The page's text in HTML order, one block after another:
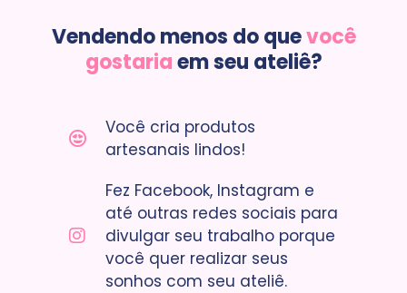
Vendendo menos do quevocê
gostariaem seu ateliê?
Você cria produtos
artesanais lindos!
Fez Facebook, Instagram e
até outras redes sociais para
divulgar seu trabalho porque
você quer realizar seus
sonhos com seu ateliê.